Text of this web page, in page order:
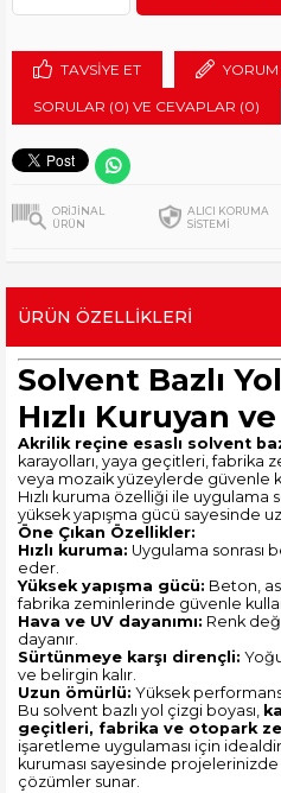
TAVSIYE ET YORUM
SORULAR (0) VE CEVAPLAR (0)
ORİJİNAL
ÜRÜN
ALICI KORUMA
SİSTEMİ
ÜRÜN ÖZELLIKLERI
Solvent Bazlı
Hızlı Kuruyan
Akrilik reçine esaslı solvent
karayolları, yaya geçitleri, fabrika
veya mozaik yüzeylerde güvenle
Hızlı kuruma özelliği ile uygulama
yüksek yapışma gücü sayesinde
Öne Çıkan Özellikler:
Hızlı kuruma: Uygulama sonrası
eder.
Yüksek yapışma gücü: Beton,
fabrika zeminlerinde güvenle
Hava ve UV dayanımı: Renk
dayanır.
Sürtünmeye karşı dirençli:
ve belirgin kalır.
Uzun ömürlü: Yüksek
Bu solvent bazlı yol çizgi boyası,
geçitleri, fabrika ve otopark
işaretleme uygulaması için idealdir.
kuruması sayesinde
çözümler sunar.